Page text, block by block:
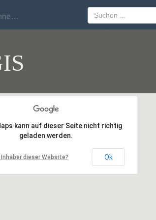
Chavannes-de-Bogis
kann auf dieser Seite nicht richtig
geladen werden.
dieser Website? Ok
kann auf dieser Seite nicht richtig
geladen werden.
dieser Website? Ok
Chavannes-de-Bogis